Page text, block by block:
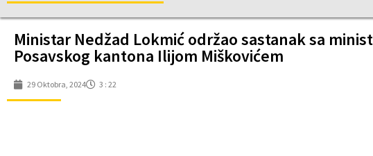
Ministar Nedžad Lokmić održao sastanak sa
Posavskog kantona Ilijom Miškovićem
29 Oktobra, 2024 3 : 22